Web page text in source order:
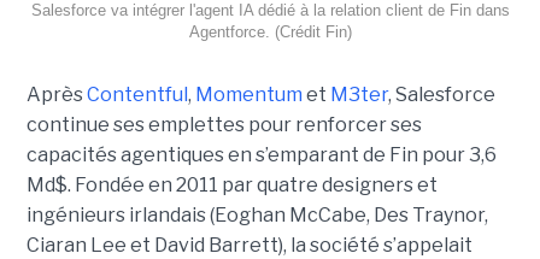
Salesforce va intégrer l'agent IA dédié à la relation client de Fin dans
Agentforce. (Crédit Fin)
AprèsContentful , Momentum et M3ter, Salesforce
continue ses emplettes pour renforcer ses
capacités agentiques en s’emparant de Fin pour 3,6
Md$. Fondée en 2011 par quatre designers et
ingénieurs irlandais (Eoghan McCabe, Des Traynor,
Ciaran Lee et David Barrett), la société s’appelait